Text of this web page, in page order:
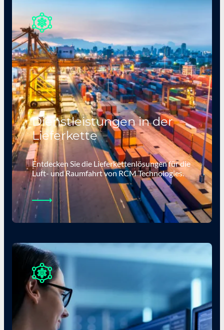
Dienstleistungen in der
Lieferkette
Entdecken Sie die Lieferkettenlösungen für die
Luft- und Raumfahrt von RCM Technologies.